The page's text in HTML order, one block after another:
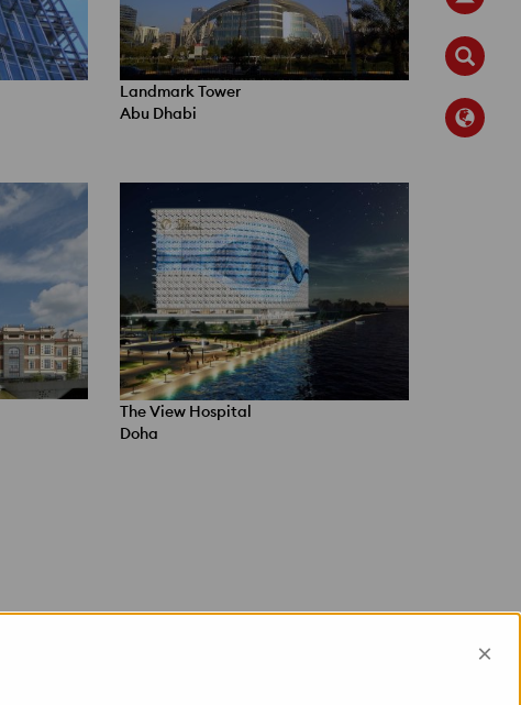
Landmark Tower
Abu Dhabi
The View Hospital
Doha
×